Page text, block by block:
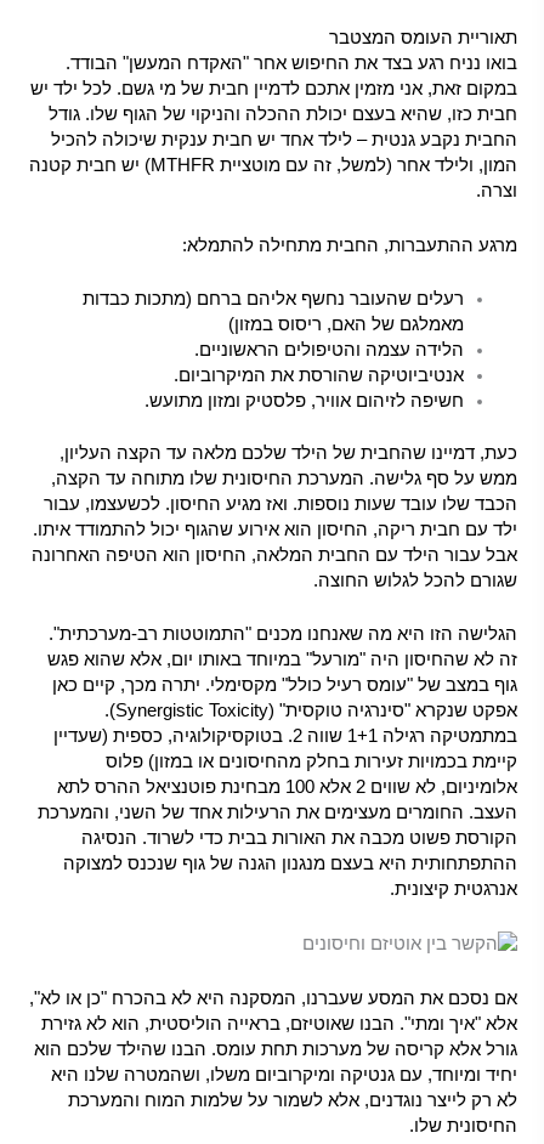
תאוריית העומס המצטבר
בואו נניח רגע בצד את החיפוש אחר "האקדח המעשן" הבודד.
במקום זאת, אני מזמין אתכם לדמיין חבית של מי גשם. לכל ילד יש
חבית כזו, שהיא בעצם יכולת ההכלה והניקוי של הגוף שלו. גודל
החבית נקבע גנטית – לילד אחד יש חבית ענקית שיכולה להכיל
המון, ולילד אחר (למשל, זה עם מוטציית MTHFR) יש חבית קטנה
וצרה.
מרגע ההתעברות, החבית מתחילה להתמלא:
רעלים שהעובר נחשף אליהם ברחם (מתכות כבדות
מאמלגם של האם, ריסוס במזון)
הלידה עצמה והטיפולים הראשוניים.
אנטיביוטיקה שהורסת את המיקרוביום.
חשיפה לזיהום אוויר, פלסטיק ומזון מתועש.
כעת, דמיינו שהחבית של הילד שלכם מלאה עד הקצה העליון,
ממש על סף גלישה. המערכת החיסונית שלו מתוחה עד הקצה,
הכבד שלו עובד שעות נוספות. ואז מגיע החיסון. לכשעצמו, עבור
ילד עם חבית ריקה, החיסון הוא אירוע שהגוף יכול להתמודד איתו.
אבל עבור הילד עם החבית המלאה, החיסון הוא הטיפה האחרונה
שגורם להכל לגלוש החוצה.
הגלישה הזו היא מה שאנחנו מכנים "התמוטטות רב-מערכתית".
זה לא שהחיסון היה "מורעל" במיוחד באותו יום, אלא שהוא פגש
גוף במצב של "עומס רעיל כולל" מקסימלי. יתרה מכך, קיים כאן
אפקט שנקרא "סינרגיה טוקסית" (Synergistic Toxicity).
במתמטיקה רגילה 1+1 שווה 2. בטוקסיקולוגיה, כספית (שעדיין
קיימת בכמויות זעירות בחלק מהחיסונים או במזון) פלוס
אלומיניום, לא שווים 2 אלא 100 מבחינת פוטנציאל ההרס לתא
העצב. החומרים מעצימים את הרעילות אחד של השני, והמערכת
הקורסת פשוט מכבה את האורות בבית כדי לשרוד. הנסיגה
ההתפתחותית היא בעצם מנגנון הגנה של גוף שנכנס למצוקה
אנרגטית קיצונית.
אם נסכם את המסע שעברנו, המסקנה היא לא בהכרח "כן או לא",
אלא "איך ומתי". הבנו שאוטיזם, בראייה הוליסטית, הוא לא גזירת
גורל אלא קריסה של מערכות תחת עומס. הבנו שהילד שלכם הוא
יחיד ומיוחד, עם גנטיקה ומיקרוביום משלו, ושהמטרה שלנו היא
לא רק לייצר נוגדנים, אלא לשמור על שלמות המוח והמערכת
החיסונית שלו.